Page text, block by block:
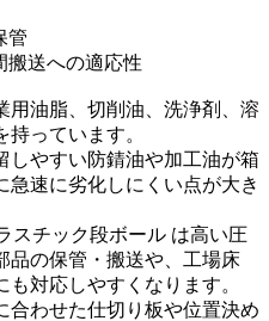
管
搬送への適応性
用油脂、切削油、洗浄剤、溶
っています。
しやすい防錆油や加工油が箱
速に劣化しにくい点が大き
スチック段ボール は高い圧
品の保管・搬送や、工場床
対応しやすくなります。
合わせた仕切り板や位置決め